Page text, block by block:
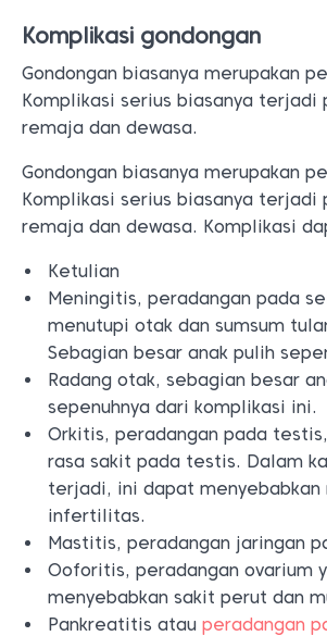
Komplikasi gondongan
Gondongan biasanya merupakan
Komplikasi serius biasanya terjadi
remaja dan dewasa.
Gondongan biasanya merupakan
Komplikasi serius biasanya terjadi
remaja dan dewasa. Komplikasi
Ketulian
Meningitis, peradangan pada
menutupi otak dan sumsum
Sebagian besar anak pulih
Radang otak, sebagian besar
sepenuhnya dari komplikasi ini.
Orkitis, peradangan pada
rasa sakit pada testis. Dalam
terjadi, ini dapat menyebabkan
infertilitas.
Mastitis, peradangan jaringan
Ooforitis, peradangan ovarium
menyebabkan sakit perut dan
Pankreatitis atau peradangan